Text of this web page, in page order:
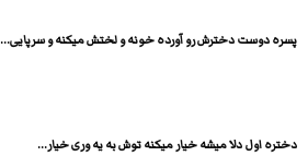
پسره دوست دخترش رو آورده خونه و لختش میکنه و سرپایی...
دختره اول دلا میشه خیار میکنه توش به یه وری خیار...